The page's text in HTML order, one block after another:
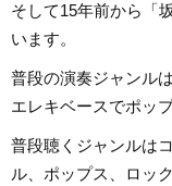
そして15年前から「
います。
普段の演奏ジャンル
エレキベースでポッ
普段聴くジャンルは
ル、ポップス、ロッ